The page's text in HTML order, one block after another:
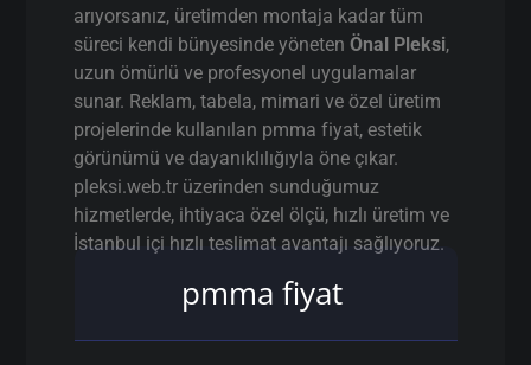
arıyorsanız, üretimden montaja kadar tüm
süreci kendi bünyesinde yönetenÖnal Pleksi,
uzun ömürlü ve profesyonel uygulamalar
sunar. Reklam, tabela, mimari ve özel üretim
projelerinde kullanılan pmma fiyat, estetik
görünümü ve dayanıklılığıyla öne çıkar.
pleksi.web.tr üzerinden sunduğumuz
hizmetlerde, ihtiyaca özel ölçü, hızlı üretim ve
İstanbul içi hızlı teslimat avantajı sağlıyoruz.
pmma fiyat